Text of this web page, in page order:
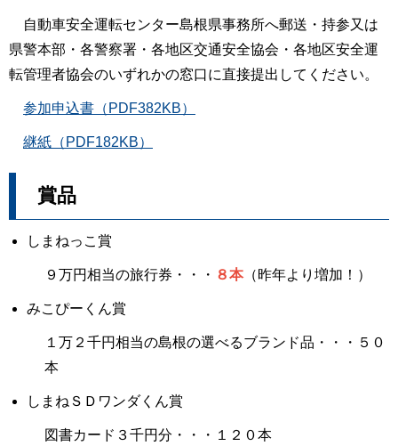
自動車安全運転センター島根県事務所へ郵送・持参又は
県警本部・各警察署・各地区交通安全協会・各地区安全運
転管理者協会のいずれかの窓口に直接提出してください。
参加申込書（PDF382KB）
継紙（PDF182KB）
賞品
しまねっこ賞
９万円相当の旅行券・・・ ８本（昨年より増加！）
みこぴーくん賞
１万２千円相当の島根の選べるブランド品・・・５０
本
しまねＳＤワンダくん賞
図書カード３千円分・・・１２０本